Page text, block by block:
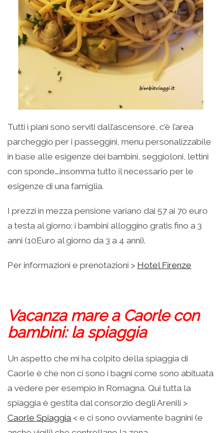
Tutti i piani sono serviti dall’ascensore, c’è l’area
parcheggio per i passeggini, menu personalizzabile
in base alle esigenze dei bambini, seggioloni, lettini
con sponde….insomma tutto il necessario per le
esigenze di una famiglia.
I prezzi in mezza pensione variano dai 57 ai 70 euro
a testa al giorno; i bambini alloggino gratis fino a 3
anni (10Euro al giorno da 3 a 4 anni).
Per informazioni e prenotazioni > Hotel Firenze
Vacanza mare a Caorle con
bambini: la spiaggia
Un aspetto che mi ha colpito della spiaggia di
Caorle è che non ci sono i bagni come sono abituata
a vedere per esempio in Romagna. Qui tutta la
spiaggia è gestita dal consorzio degli Arenili >
Caorle Spiaggia < e ci sono ovviamente bagnini (e